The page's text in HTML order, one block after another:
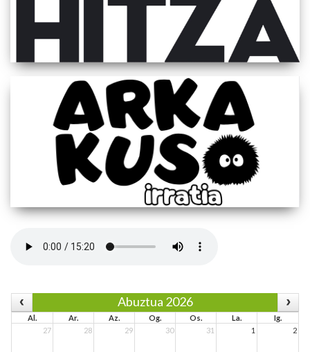
Abuztua 2026
Al. Ar. Az. Og. Os. La.
Ig.
27
28 29 30 31 1 2